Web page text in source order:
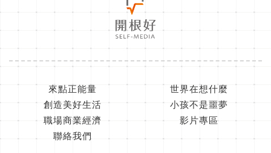
來點正能量
世界在想什麼
創造美好生活
小孩不是噩夢
職場商業經濟
影片專區
聯絡我們